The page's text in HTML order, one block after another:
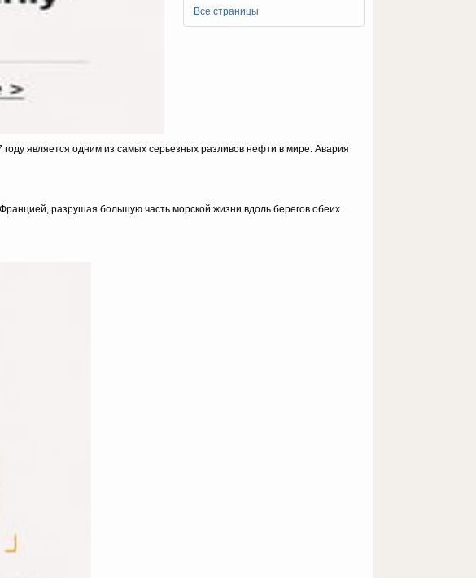
Все страницы
является одним из самых серьезных разливов нефти в мире. Авария
разрушая большую часть морской жизни вдоль берегов обеих